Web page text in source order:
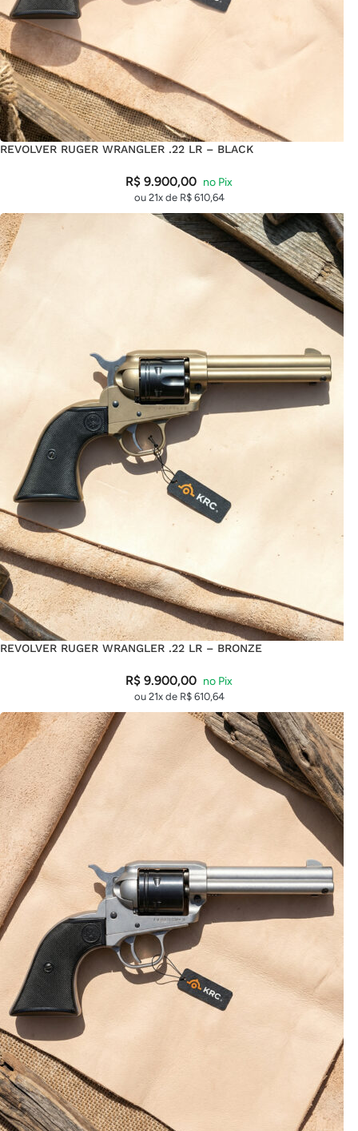
REVOLVER RUGER WRANGLER .22 LR – BLACK
R$ 9.900,00
ou 21x de R$ 610,64
REVOLVER RUGER WRANGLER .22 LR – BRONZE
R$ 9.900,00
ou 21x de R$ 610,64